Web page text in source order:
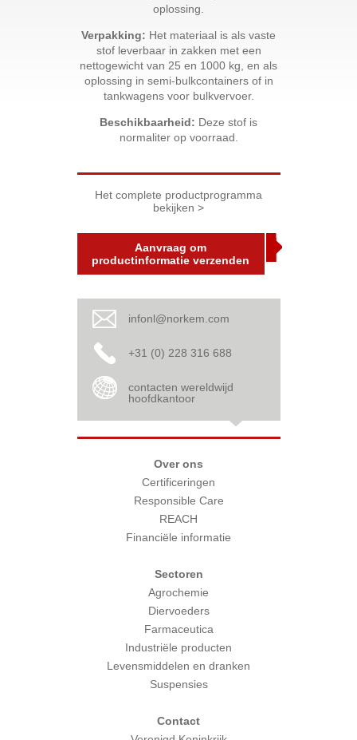
oplossing.
Verpakking: Het materiaal is als vaste
stof leverbaar in zakken met een
nettogewicht van 25 en 1000 kg, en als
oplossing in semi-bulkcontainers of in
tankwagens voor bulkvervoer.
Beschikbaarheid: Deze stof is
normaliter op voorraad.
Het complete productprogramma
bekijken >
Aanvraag om
productinformatie verzenden
infonl@norkem.com
+31 (0) 228 316 688
contacten wereldwijd
hoofdkantoor
Over ons
Certificeringen
Responsible Care
REACH
Financiële informatie
Sectoren
Agrochemie
Diervoeders
Farmaceutica
Industriële producten
Levensmiddelen en dranken
Suspensies
Contact